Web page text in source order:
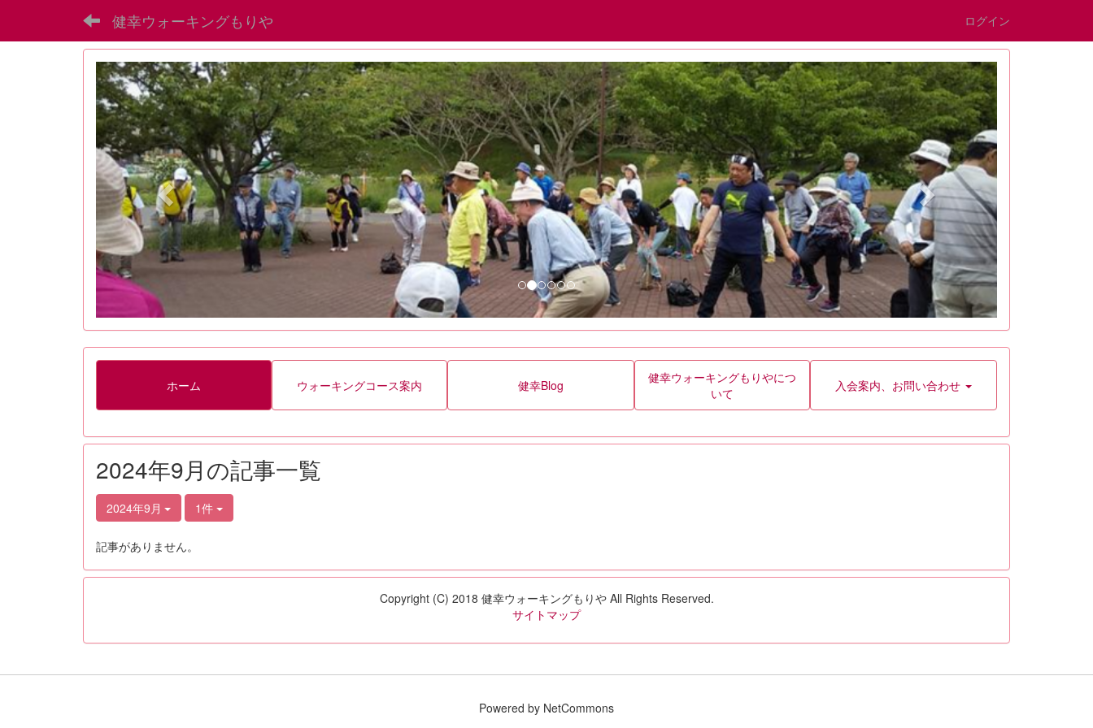
健幸ウォーキングもりや ログイン
p
r
e
v
i
o
u
s
n
e
x
t
ホーム ウォーキングコース案内 健幸Blog
健幸ウォーキングもりやにつ
いて
入会案内、お問い合わせ
2024年9月の記事一覧
2024年9月 1件
記事がありません。
Copyright (C) 2018 健幸ウォーキングもりや All Rights Reserved.
サイトマップ
Powered by NetCommons